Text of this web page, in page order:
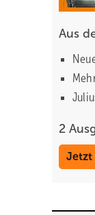
Aus
2
Jetzt